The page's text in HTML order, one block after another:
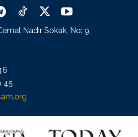
Nadir Sokak, No: 9,
45